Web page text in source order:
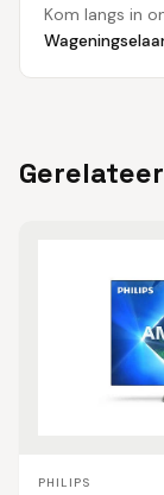
Kom langs in
PHILIPS